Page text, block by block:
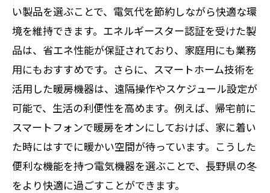
家庭用電気機器の選び方：長野県の視点
から
地域の特性を活かした家庭用電気機器の
選定
長野県でおすすめの家庭用電気機器
家庭用電気機器の最新トレンドと選び方
長野県の家庭に最適な電気機器の特徴
荻原電機の専門知識で選ぶ長野県の業務用電
気機器
い製品を選ぶことで、電気代を節約しながら快適な環
境を維持できます。エネルギースター認証を受けた製
品は、省エネ性能が保証されており、家庭用にも業務
用にもおすすめです。さらに、スマートホーム技術を
活用した暖房機器は、遠隔操作やスケジュール設定が
可能で、生活の利便性を高めます。例えば、帰宅前に
スマートフォンで暖房をオンにしておけば、家に着い
た時にはすでに暖かい空間が待っています。こうした
便利な機能を持つ電気機器を選ぶことで、長野県の冬
をより快適に過ごすことができます。